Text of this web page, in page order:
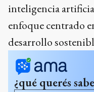
inteligencia
enfoque centrado
desarrollo
¿qué querés